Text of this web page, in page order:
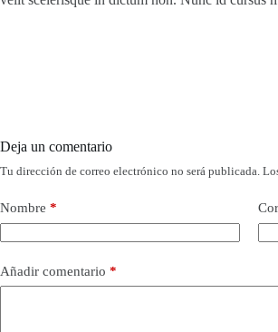
Deja un comentario
Tu dirección de correo electrónico no será publicada.
Nombre *
Añadir comentario *